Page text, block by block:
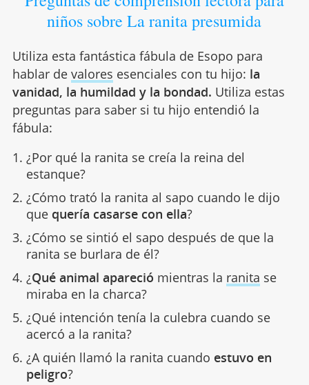
niños sobre La ranita presumida
Utiliza esta fantástica fábula de Esopo para
hablar de valores esenciales con tu hijo: la
vanidad, la humildad y la bondad. Utiliza estas
preguntas para saber si tu hijo entendió la
fábula:
¿Por qué la ranita se creía la reina del
estanque?
¿Cómo trató la ranita al sapo cuando le dijo
que quería casarse con ella?
¿Cómo se sintió el sapo después de que la
ranita se burlara de él?
¿Qué animal apareció mientras la ranita se
miraba en la charca?
¿Qué intención tenía la culebra cuando se
acercó a la ranita?
¿A quién llamó la ranita cuando estuvo en
peligro?